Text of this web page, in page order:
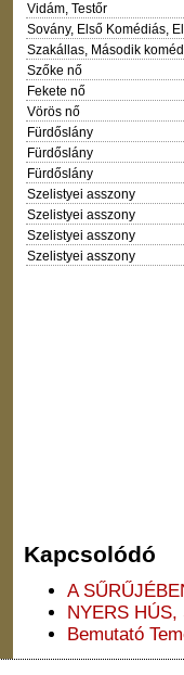
Vidám, Testőr
Sovány, Első Komédiás,
Szakállas, Második
Szőke nő
Fekete nő
Vörös nő
Fürdőslány
Fürdőslány
Fürdőslány
Szelistyei asszony
Szelistyei asszony
Szelistyei asszony
Szelistyei asszony
Kapcsolódó
A
NYERS HÚS,
Bemutató